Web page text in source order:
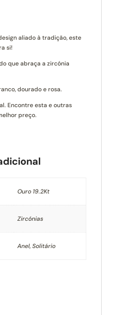
aliado à tradição, este
si!
que abraça a zircónia
dourado e rosa.
Encontre esta e outras
preço.
Ouro 19.2Kt
Zircónias
Anel, Solitário